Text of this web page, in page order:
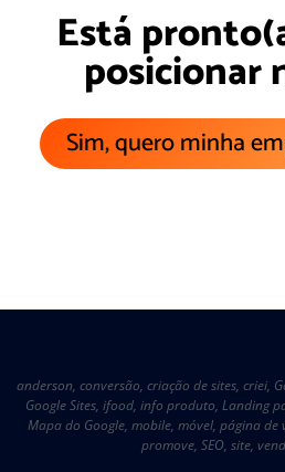
Está
posicionar
Sim, quero minha
anderson, conversão, criação de sites, criei,
Google Sites, ifood, info produto, Landing
Mapa do Google, mobile, móvel, página de
promove, SEO, site,